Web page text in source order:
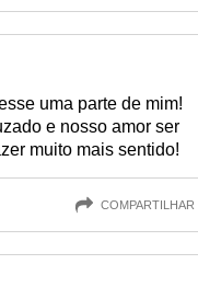
uma parte de mim!
e nosso amor ser
muito mais sentido!
COMPARTILHAR